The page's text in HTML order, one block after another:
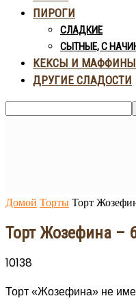
ПИРОГИ
СЛАДКИЕ
СЫТНЫЕ, С
КЕКСЫ И МАФФИНЫ
ДРУГИЕ СЛАДОСТИ
Домой Торты Торт
Торт Жозефина –
10138
Торт «Жозефина» не